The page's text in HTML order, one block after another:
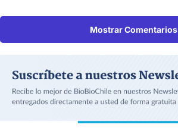
Mostrar Comentarios